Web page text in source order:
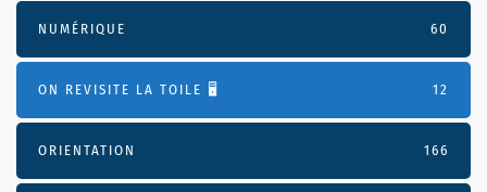
NUMÉRIQUE 60
ON REVISITE LA TOILE 🖥️ 12
ORIENTATION 166